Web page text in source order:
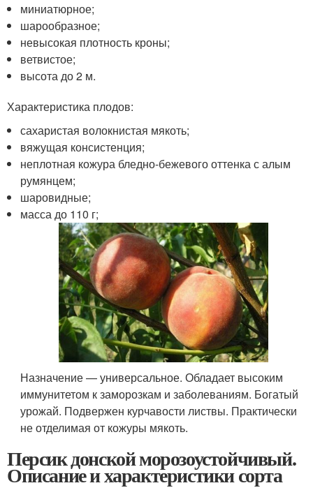
миниатюрное;
шарообразное;
невысокая плотность кроны;
ветвистое;
высота до 2 м.
Характеристика плодов:
сахаристая волокнистая мякоть;
вяжущая консистенция;
неплотная кожура бледно-бежевого оттенка с алым
румянцем;
шаровидные;
масса до 110 г;
Назначение — универсальное. Обладает высоким
иммунитетом к заморозкам и заболеваниям. Богатый
урожай. Подвержен курчавости листвы. Практически
не отделимая от кожуры мякоть.
Персик донской морозоустойчивый.
Описание и характеристики сорта